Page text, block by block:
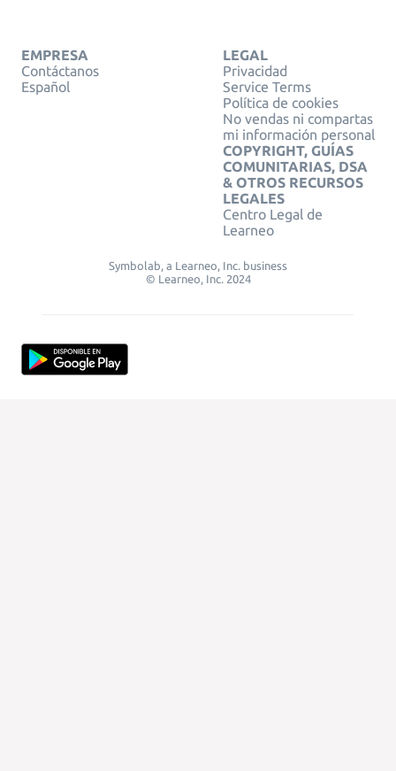
EMPRESA
Contáctanos
Español
LEGAL
Privacidad
Service Terms
Política de cookies
No vendas ni compartas
mi información personal
COPYRIGHT, GUÍAS
COMUNITARIAS, DSA
& OTROS RECURSOS
LEGALES
Centro Legal de
Learneo
Symbolab, a Learneo, Inc. business
© Learneo, Inc. 2024